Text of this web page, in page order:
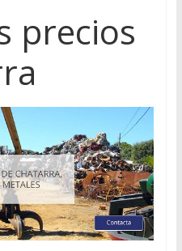
precios